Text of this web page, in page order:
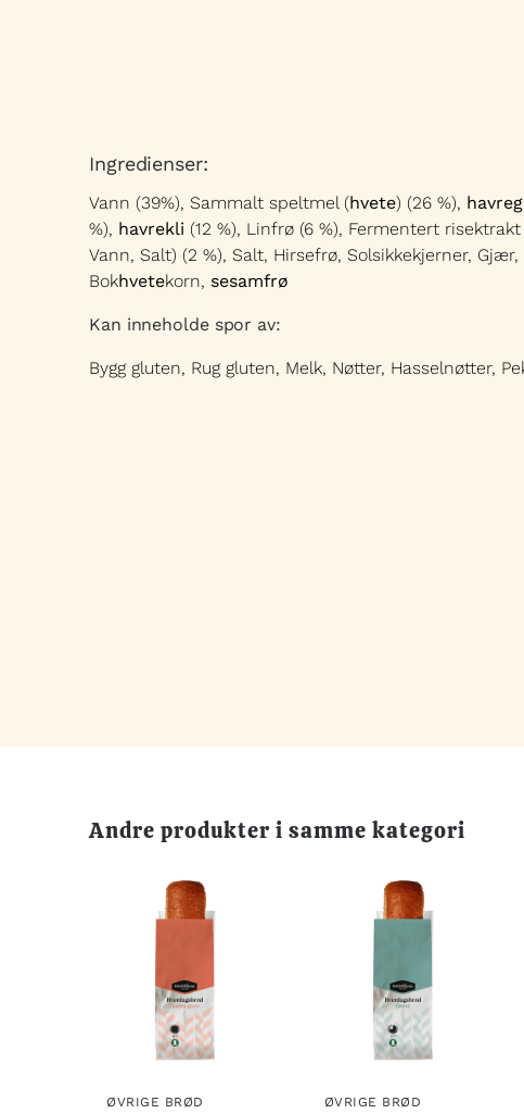
Ingredienser:
Vann (39%), Sammalt speltmel (hvete) (26 %),
%), havrekli (12 %), Linfrø (6 %), Fermentert risektrakt
Vann, Salt) (2 %), Salt, Hirsefrø, Solsikkekjerner, Gjær,
Bokhvetekorn, sesamfrø
Kan inneholde spor av:
Bygg gluten, Rug gluten, Melk, Nøtter, Hasselnøtter,
Andre produkter i samme kategori
ØVRIGE BRØD ØVRIGE BRØD